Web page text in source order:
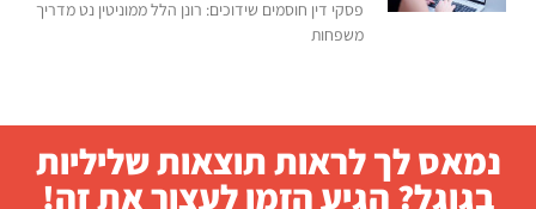
פסקי דין חוסמים שידוכים: רונן הלל ממוניטין נט מדריך
משפחות
נמאס לך לראות תוצאות שליליות
בגוגל? הגיע הזמן לעצור את זה!